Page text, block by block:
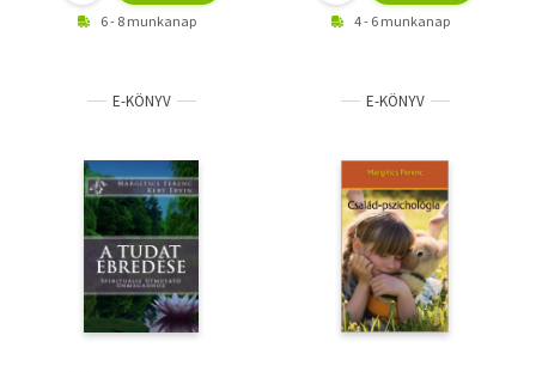
6 - 8 munkanap 4 - 6 munkanap
E-KÖNYV E-KÖNYV